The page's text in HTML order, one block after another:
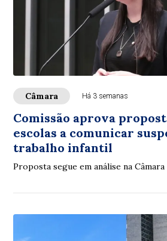
Câmara Há 3 semanas
Comissão aprova
escolas a comunicar
trabalho infantil
Proposta segue em análise na Câmara